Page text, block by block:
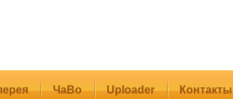
ЧаВо Uploader Контакты